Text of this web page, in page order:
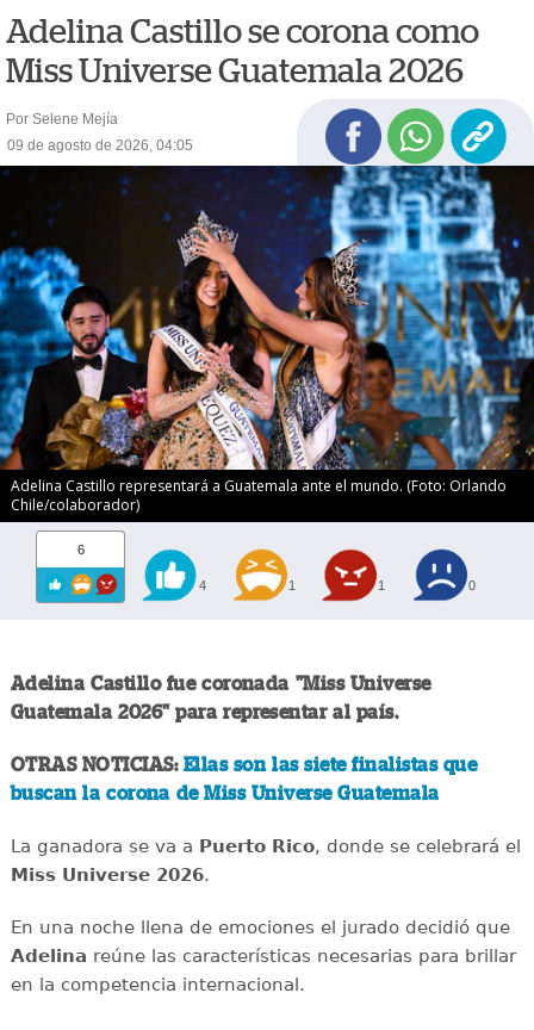
Adelina Castillo se corona como
Miss Universe Guatemala 2026
Por Selene Mejía
09 de agosto de 2026, 04:05
Adelina Castillo representará a Guatemala ante el mundo. (Foto: Orlando
Chile/colaborador)
6
4 1 1 0
Adelina Castillo fue coronada "Miss Universe
Guatemala 2026" para representar al país.
OTRAS NOTICIAS: Ellas son las siete finalistas que
buscan la corona de Miss Universe Guatemala
La ganadora se va a Puerto Rico, donde se celebrará el
Miss Universe 2026.
En una noche llena de emociones el jurado decidió que
Adelina reúne las características necesarias para brillar
en la competencia internacional.